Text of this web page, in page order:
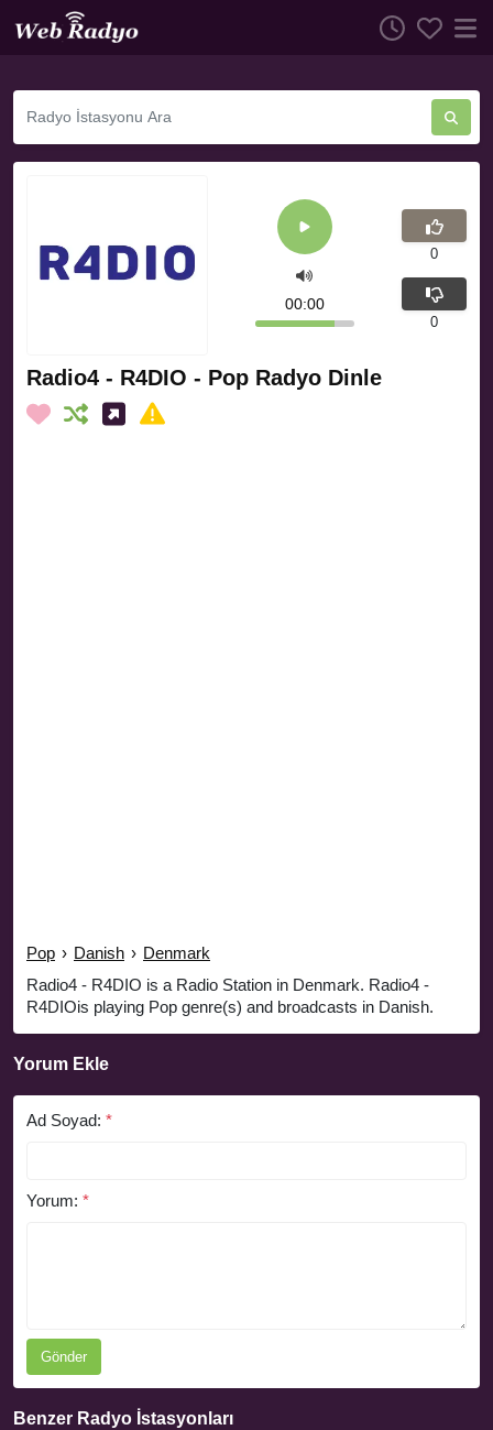
Radio4 - R4DIO - Pop Radyo Dinle
Pop › Danish › Denmark
Radio4 - R4DIO is a Radio Station in Denmark. Radio4 -
R4DIOis playing Pop genre(s) and broadcasts in Danish.
00:00
0
0
Yorum Ekle
Ad Soyad: *
Yorum: *
Gönder
Benzer Radyo İstasyonları